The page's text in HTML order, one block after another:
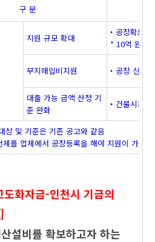
구 분
지원 규모 확대
‣ 공장확보
* 10억 원 →
부지매입비지원 ‣ 공장 신축
대출 가능 금액 산정 기
준 완화
‣ 건물시가
상 및 기준은 기존 공고와 같음
를 업체에서 공장등록을 해야 지원이 가능
화자금-인천시 기금의
설비를 확보하고자 하는